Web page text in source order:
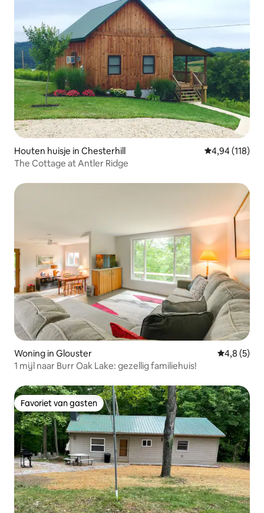
Houten huisje in Chesterhill Gemiddelde
4,94 (118)
The Cottage at Antler Ridge
Woning in Glouster
4,8 (5)
1 mijl naar Burr Oak Lake: gezellig familiehuis!
Favoriet van gasten
Favoriet van gasten